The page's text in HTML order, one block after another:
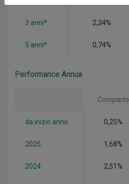
3 anni* 2,34%
5 anni* 0,74%
Performance Annua
Comparto
da inizio anno 0,25%
2025 1,68%
2024 2,51%